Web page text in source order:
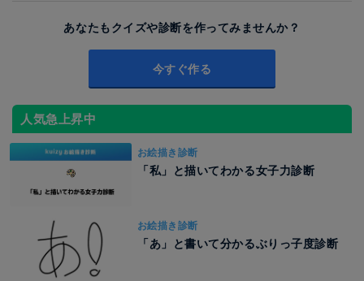
あなたもクイズや診断を作ってみませんか？
今すぐ作る
人気急上昇中
お絵描き診断
「私」と描いてわかる女子力診断
お絵描き診断
「あ」と書いて分かるぶりっ子度診断